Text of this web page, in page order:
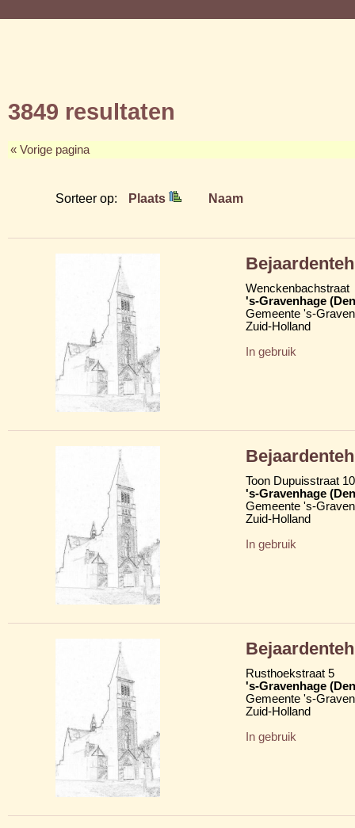
3849 resultaten
« Vorige pagina
Sorteer op: Plaats Naam
Wenckenbachstraat
's-Gravenhage
Gemeente 's-
Zuid-Holland
In gebruik
Toon Dupuisstraat 10
's-Gravenhage
Gemeente 's-
Zuid-Holland
In gebruik
Rusthoekstraat 5
's-Gravenhage
Gemeente 's-
Zuid-Holland
In gebruik